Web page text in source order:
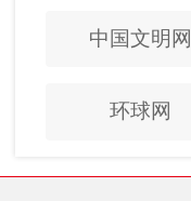
中国文明网
环球网